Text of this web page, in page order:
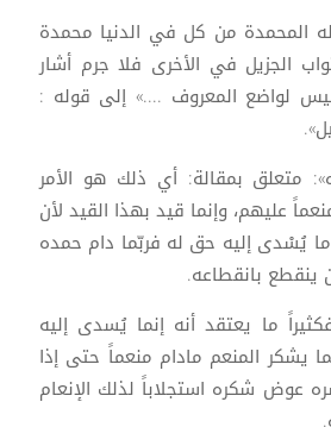
المحمدة من كل في الدنيا محمدة
الجزيل في الأخرى فلا جرم أشار
لواضع المعروف ....» إلى قوله :
متعلق بمقالة: أي ذلك هو الأمر
عليهم، وإنما قيد بهذا القيد لأن
يُسْدى إليه حق له فربّما دام حمده
ينقطع بانقطاعه.
ما يعتقد أنه إنما يُسدى إليه
يشكر المنعم مادام منعماً حتى إذا
عوض شكره استجلاباً لذلك الإنعام